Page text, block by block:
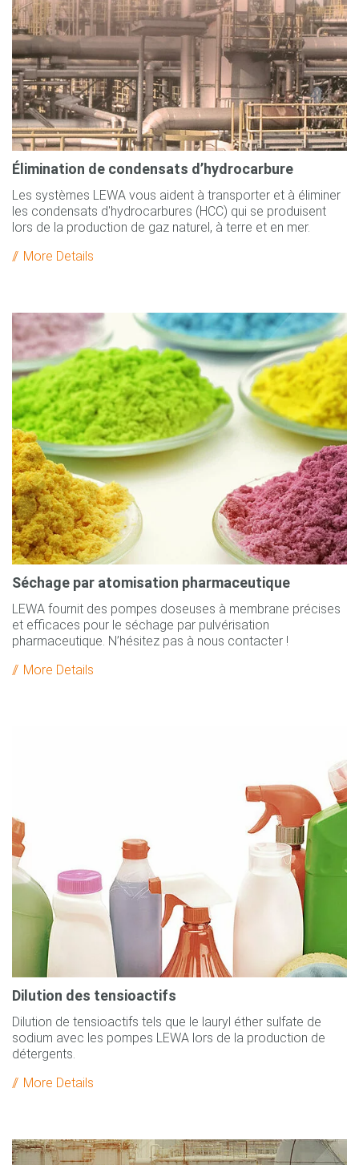
Élimination de condensats d’hydrocarbure
Les systèmes LEWA vous aident à transporter et à éliminer
les condensats d'hydrocarbures (HCC) qui se produisent
lors de la production de gaz naturel, à terre et en mer.
More Details
Séchage par atomisation pharmaceutique
LEWA fournit des pompes doseuses à membrane précises
et efficaces pour le séchage par pulvérisation
pharmaceutique. N’hésitez pas à nous contacter !
More Details
Dilution des tensioactifs
Dilution de tensioactifs tels que le lauryl éther sulfate de
sodium avec les pompes LEWA lors de la production de
détergents.
More Details